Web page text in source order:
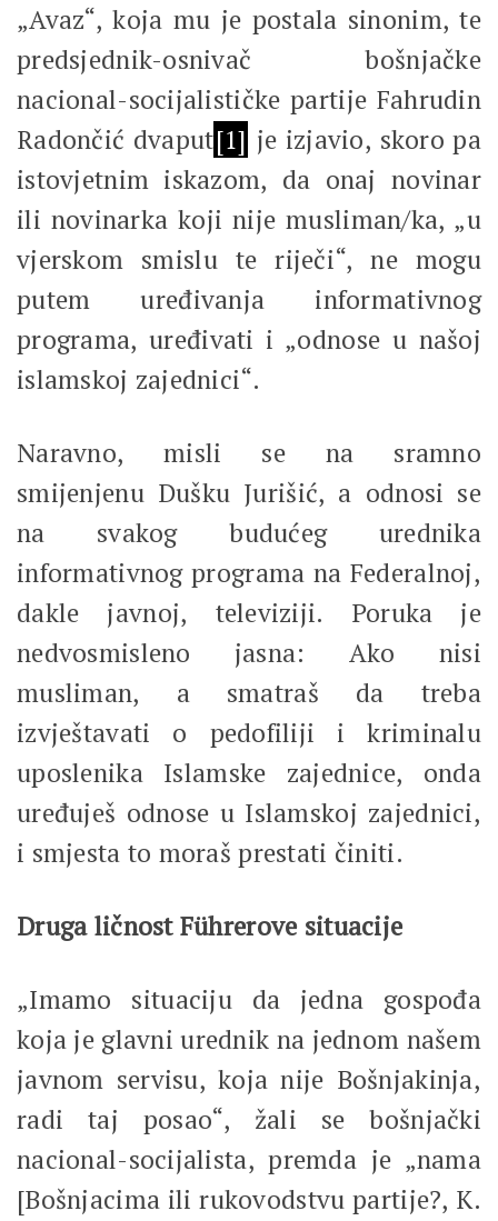
„Avaz“, koja mu je postala sinonim, te
predsjednik-osnivač bošnjačke
nacional-socijalističke partije Fahrudin
Radončić dvaput[1] je izjavio, skoro pa
istovjetnim iskazom, da onaj novinar
ili novinarka koji nije musliman/ka, „u
vjerskom smislu te riječi“, ne mogu
putem uređivanja informativnog
programa, uređivati i „odnose u našoj
islamskoj zajednici“.
Naravno, misli se na sramno
smijenjenu Dušku Jurišić, a odnosi se
na svakog budućeg urednika
informativnog programa na Federalnoj,
dakle javnoj, televiziji. Poruka je
nedvosmisleno jasna: Ako nisi
musliman, a smatraš da treba
izvještavati o pedofiliji i kriminalu
uposlenika Islamske zajednice, onda
uređuješ odnose u Islamskoj zajednici,
i smjesta to moraš prestati činiti.
Druga ličnost Führerove situacije
„Imamo situaciju da jedna gospođa
koja je glavni urednik na jednom našem
javnom servisu, koja nije Bošnjakinja,
radi taj posao“, žali se bošnjački
nacional-socijalista, premda je „nama
[Bošnjacima ili rukovodstvu partije?, K.